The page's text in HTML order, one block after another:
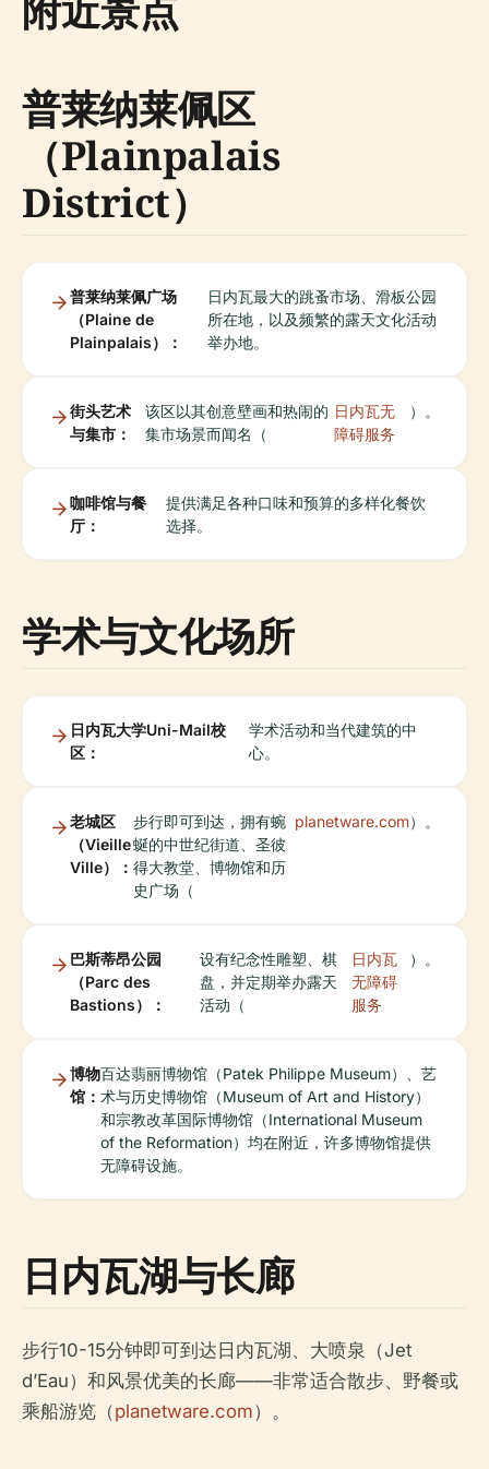
普莱纳莱佩区
（Plainpalais
District）
普莱纳莱佩广场
（Plaine de
Plainpalais）：
日内瓦最大的跳蚤市场、滑板公园
所在地，以及频繁的露天文化活动
举办地。
街头艺术
与集市：
该区以其创意壁画和热闹的
集市场景而闻名（
日内瓦无
障碍服务
）。
咖啡馆与餐
厅：
提供满足各种口味和预算的多样化餐饮
选择。
学术与文化场所
日内瓦大学Uni-Mail校
区：
学术活动和当代建筑的中
心。
老城区
（Vieille
Ville）：
步行即可到达，拥有蜿
蜒的中世纪街道、圣彼
得大教堂、博物馆和历
史广场（
planetware.com）。
巴斯蒂昂公园
（Parc des
Bastions）：
设有纪念性雕塑、棋
盘，并定期举办露天
活动（
日内瓦
无障碍
服务
）。
博物
馆：
百达翡丽博物馆（Patek Philippe Museum）、艺
术与历史博物馆（Museum of Art and History）
和宗教改革国际博物馆（International Museum
of the Reformation）均在附近，许多博物馆提供
无障碍设施。
日内瓦湖与长廊
步行10-15分钟即可到达日内瓦湖、大喷泉（Jet
d’Eau）和风景优美的长廊——非常适合散步、野餐或
乘船游览（planetware.com）。